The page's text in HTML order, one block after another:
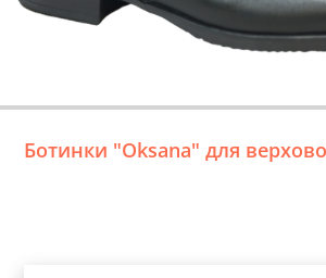
Ботинки "Oksana" для